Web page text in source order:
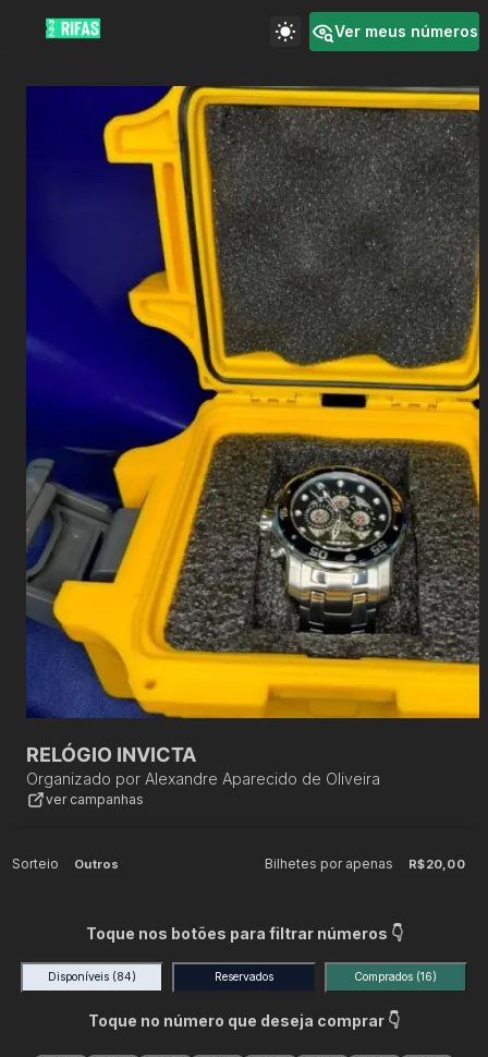
Ver meus números
RELÓGIO INVICTA
Organizado por Alexandre Aparecido de Oliveira
ver campanhas
Sorteio Outros Bilhetes por apenas R$20,00
Toque nos botões para filtrar números 👇
Disponíveis (84) Reservados Comprados (16)
Toque no número que deseja comprar 👇